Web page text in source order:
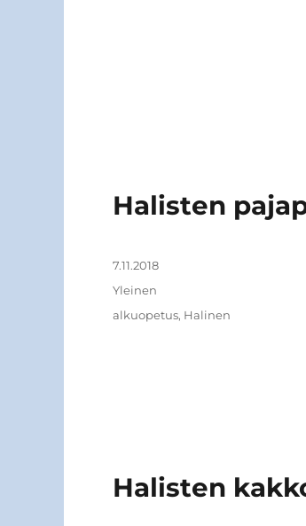
Halisten
Julkaistu
7.11.2018
Kategoriat
Yleinen
Avainsanat
alkuopetus, Halinen
Halisten